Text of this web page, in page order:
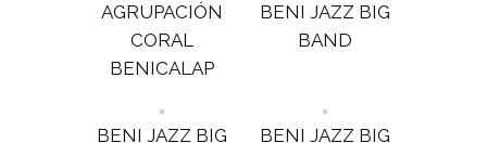
AGRUPACIÓN
CORAL
BENICALAP
BENI JAZZ BIG
BAND
BENI JAZZ BIG
BENI JAZZ BIG